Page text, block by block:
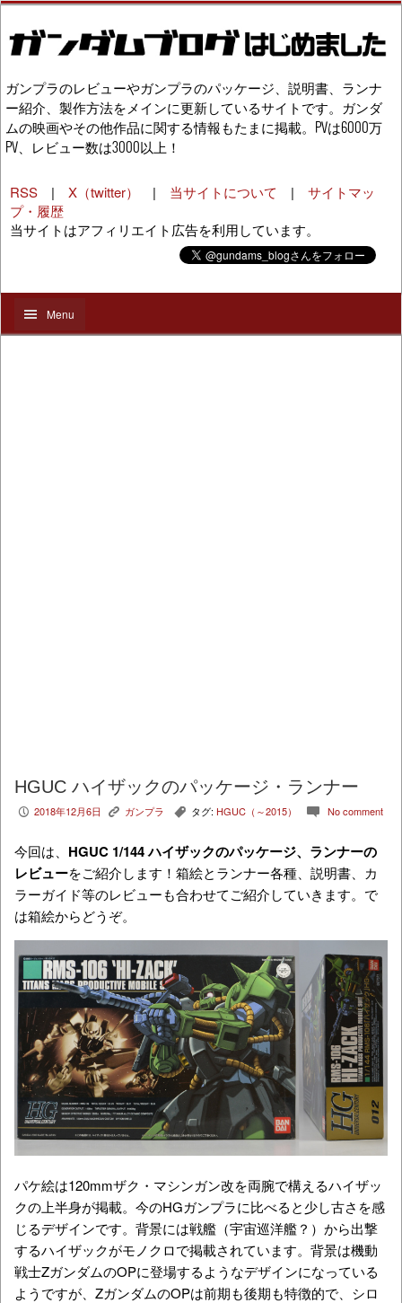
ガンプラのレビューやガンプラのパッケージ、説明書、ランナ
ー紹介、製作方法をメインに更新しているサイトです。ガンダ
ムの映画やその他作品に関する情報もたまに掲載。PVは6000万
PV、レビュー数は3000以上！
RSS | X（twitter） | 当サイトについて | サイトマッ
プ・履歴
当サイトはアフィリエイト広告を利用しています。
Menu
HGUC ハイザックのパッケージ・ランナー
P 2018年12月6日 K ガンプラ , タグ: HGUC（～2015） c No comment
今回は、 HGUC 1/144 ハイザックのパッケージ、ランナーの
レビューをご紹介します！箱絵とランナー各種、説明書、カ
ラーガイド等のレビューも合わせてご紹介していきます。で
は箱絵からどうぞ。
パケ絵は120mmザク・マシンガン改を両腕で構えるハイザッ
クの上半身が掲載。今のHGガンプラに比べると少し古さを感
じるデザインです。背景には戦艦（宇宙巡洋艦？）から出撃
するハイザックがモノクロで掲載されています。背景は機動
戦士ΖガンダムのOPに登場するようなデザインになっている
ようですが、ΖガンダムのOPは前期も後期も特徴的で、シロ